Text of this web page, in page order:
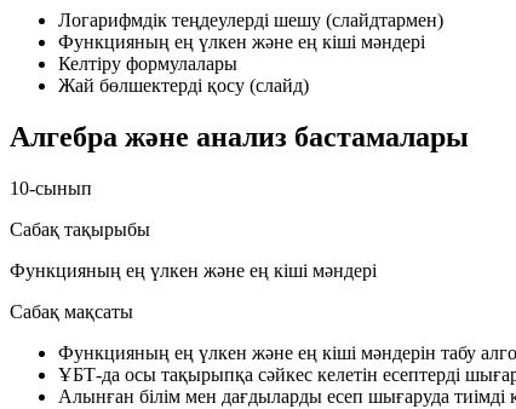
Логарифмдік теңдеулерді шешу (слайдтармен)
Функцияның ең үлкен және ең кіші мәндері
Келтіру формулалары
Жай бөлшектерді қосу (слайд)
Алгебра және анализ бастамалары
10-сынып
Сабақ тақырыбы
Функцияның ең үлкен және ең кіші мәндері
Сабақ мақсаты
Функцияның ең үлкен және ең кіші мәндерін табу
ҰБТ-да осы тақырыпқа сәйкес келетін есептерді
Алынған білім мен дағдыларды есеп шығаруда тиімді